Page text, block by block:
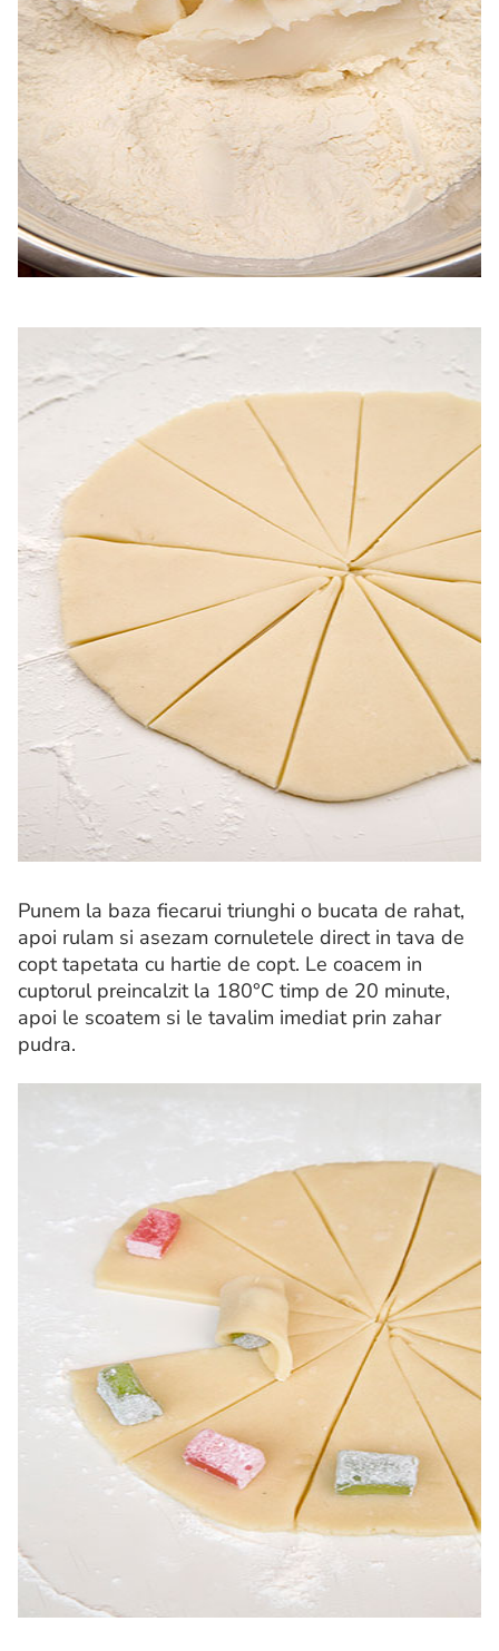
Punem la baza fiecarui triunghi o bucata de rahat,
apoi rulam si asezam cornuletele direct in tava de
copt tapetata cu hartie de copt. Le coacem in
cuptorul preincalzit la 180°C timp de 20 minute,
apoi le scoatem si le tavalim imediat prin zahar
pudra.